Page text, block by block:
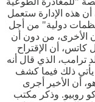
هذه الإدارة ستعمل
دولية" من أجل
الأخرى، من دون أن
كاتس، أن الإقتراح
ترامب، الذي قال أنه
يأتي ذلك فيما كشف
أن الأخير أجرى
روبيو. وذكر مكتب